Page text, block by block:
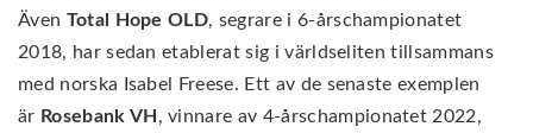
Även Total Hope OLD, segrare i 6-årschampionatet
2018, har sedan etablerat sig i världseliten tillsammans
med norska Isabel Freese. Ett av de senaste exemplen
är Rosebank VH , vinnare av 4-årschampionatet 2022,